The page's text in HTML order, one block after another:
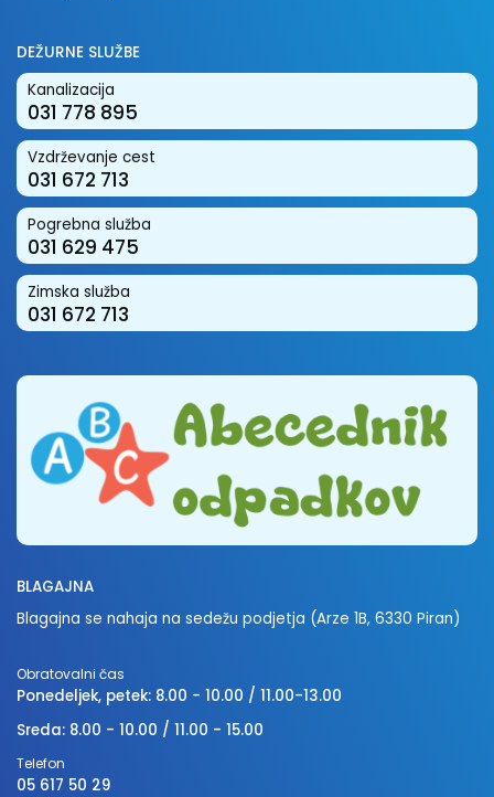
DEŽURNE SLUŽBE
Kanalizacija
031 778 895
Vzdrževanje cest
031 672 713
Pogrebna služba
031 629 475
Zimska služba
031 672 713
BLAGAJNA
Blagajna se nahaja na sedežu podjetja (Arze 1B, 6330 Piran)
Obratovalni čas
Ponedeljek, petek: 8.00 - 10.00 / 11.00-13.00
Sreda: 8.00 - 10.00 / 11.00 - 15.00
Telefon
05 617 50 29